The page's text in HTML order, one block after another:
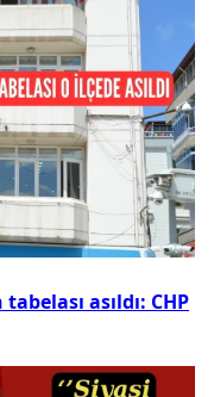
asıldı: CHP